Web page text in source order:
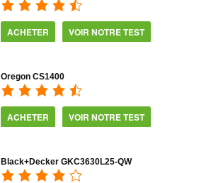
ACHETER VOIR NOTRE TEST
Oregon CS1400
ACHETER VOIR NOTRE TEST
Black+Decker GKC3630L25-QW